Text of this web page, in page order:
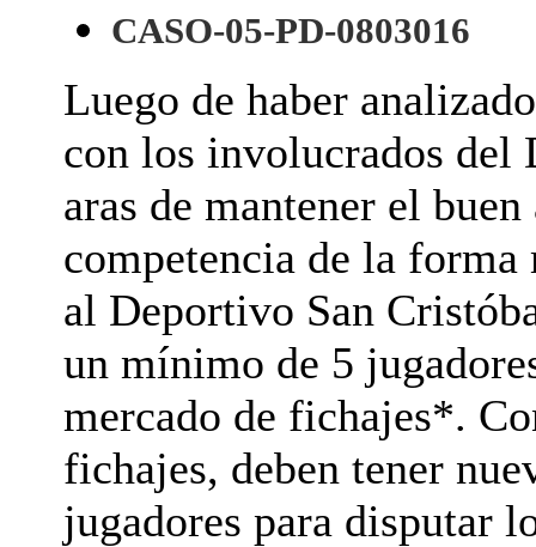
CASO-05-PD-0803016
Luego de haber
con los involucrados del
aras de mantener el
competencia de la
al Deportivo San
un mínimo de 5
mercado de fichajes*.
fichajes, deben tener
jugadores para disputar